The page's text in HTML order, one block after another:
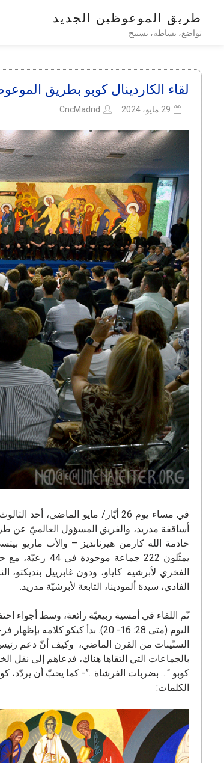
طريق الموعوظين الجديد
تواضع، بساطة، تسبيح
لقاء الكاردينال كوبو بطريق
29 مايو، 2024 CncMadrid
في مساء يوم 26 أيّار/ مايو
أساقفة مدريد، والفريق المسؤول العالميّ عن
الفخري لأبرشية. كاياو، ودون غابرييل
الفادي، سيدة ألمودينا، التابعة لأبرشيّة مدريد.
تّم اللقاء في أمسية ربيعيّة رائعة، وسط أجواء
اليوم (متى 28: 16- 20). بدأ
الستّينات من القرن الماضي، وكيف أنّ دعم رئيس
بالجماعات التي التقاها هناك، فدعاهم إلى نقل
كوبو “… بضربات الفرشاة…”- كما يحبّ أن يردّد،
الكلمات: